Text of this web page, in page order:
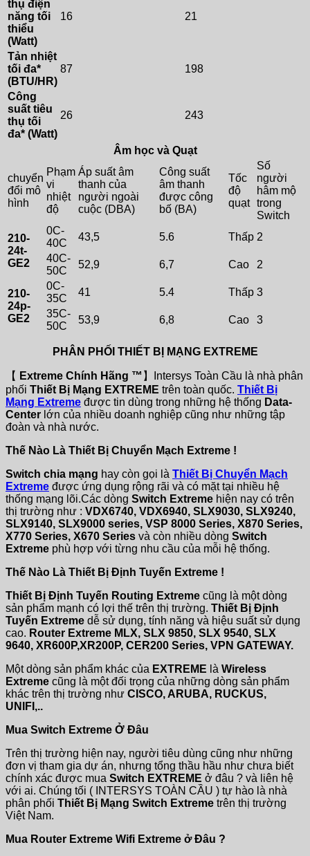
thụ điện
năng tối
thiểu
(Watt)
16 21
Tản nhiệt
tối đa*
(BTU/HR)
87 198
Công
suất tiêu
thụ tối
đa* (Watt)
26 243
Âm học và Quạt
chuyển
đổi mô
hình
Phạm
vi
nhiệt
độ
Áp suất âm
thanh của
người ngoài
cuộc (DBA)
Công suất
âm thanh
được công
bố (BA)
Tốc
độ
quạt
Số
người
hâm mộ
trong
Switch
210-
24t-
GE2
0C-
40C
43,5 5.6 Thấp 2
40C-
50C
52,9 6,7 Cao 2
210-
24p-
GE2
0C-
35C
41 5.4 Thấp 3
35C-
50C
53,9 6,8 Cao 3
PHÂN PHỐI THIẾT BỊ MẠNG EXTREME
【 Extreme Chính Hãng ™ 】Intersys Toàn Cầu là nhà phân
phối Thiết Bị Mạng EXTREME trên toàn quốc. Thiết Bị
Mạng Extreme được tin dùng trong những hệ thống Data-
Center lớn của nhiều doanh nghiệp cũng như những tập
đoàn và nhà nước.
Thế Nào Là Thiết Bị Chuyển Mạch Extreme !
Switch chia mạng hay còn gọi là Thiết Bị Chuyển Mạch
Extreme được ứng dụng rộng rãi và có mặt tại nhiều hệ
thống mạng lõi.Các dòng Switch Extreme hiện nay có trên
thị trường như : VDX6740, VDX6940, SLX9030, SLX9240,
SLX9140, SLX9000 series, VSP 8000 Series, X870 Series,
X770 Series, X670 Series và còn nhiều dòng Switch
Extreme phù hợp với từng nhu cầu của mỗi hệ thống.
Thế Nào Là Thiết Bị Định Tuyến Extreme !
Thiết Bị Định Tuyến Routing Extreme cũng là một dòng
sản phẩm mạnh có lợi thế trên thị trường. Thiết Bị Định
Tuyến Extreme dễ sử dụng, tính năng và hiệu suất sử dụng
cao. Router Extreme MLX, SLX 9850, SLX 9540, SLX
9640, XR600P,XR200P, CER200 Series, VPN GATEWAY.
Một dòng sản phẩm khác của EXTREME là Wireless
Extreme cũng là một đối trọng của những dòng sản phẩm
khác trên thị trường như CISCO, ARUBA, RUCKUS,
UNIFI,..
Mua Switch Extreme Ở Đâu
Trên thị trường hiện nay, người tiêu dùng cũng như những
đơn vị tham gia dự án, nhưng tổng thầu hầu như chưa biết
chính xác được mua Switch EXTREME ở đâu ? và liên hệ
với ai. Chúng tối ( INTERSYS TOÀN CẦU ) tự hào là nhà
phân phối Thiết Bị Mạng Switch Extreme trên thị trường
Việt Nam.
Mua Router Extreme Wifi Extreme ở Đâu ?